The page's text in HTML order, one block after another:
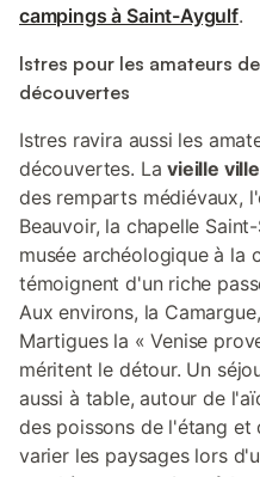
campings à Saint-Aygulf.
Istres pour les amateurs
découvertes
Istres ravira aussi les
découvertes. Lavieille ville
des remparts médiévaux,
Beauvoir, la chapelle
musée archéologique à la
témoignent d'un riche
Aux environs, la
Martigues la « Venise
méritent le détour. Un
aussi à table, autour de
des poissons de l'étang et
varier les paysages lors